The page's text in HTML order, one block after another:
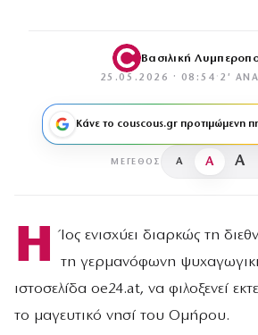
Βασιλική
25.05.2026 · 08:54 · 2′
Κάνε το couscous.gr προτιμώμενη
ΜΈΓΕΘΟΣ A A A
Η
Ίος ενισχύει διαρκώς τη
τη γερμανόφωνη
ιστοσελίδα oe24.at, να φιλοξενεί
το μαγευτικό νησί του Ομήρου.